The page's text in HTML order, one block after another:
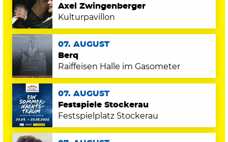
Axel Zwingenberger
Kulturpavillon
07. AUGUST
Berq
Raiffeisen Halle im Gasometer
07. AUGUST
Festspiele Stockerau
Festspielplatz Stockerau